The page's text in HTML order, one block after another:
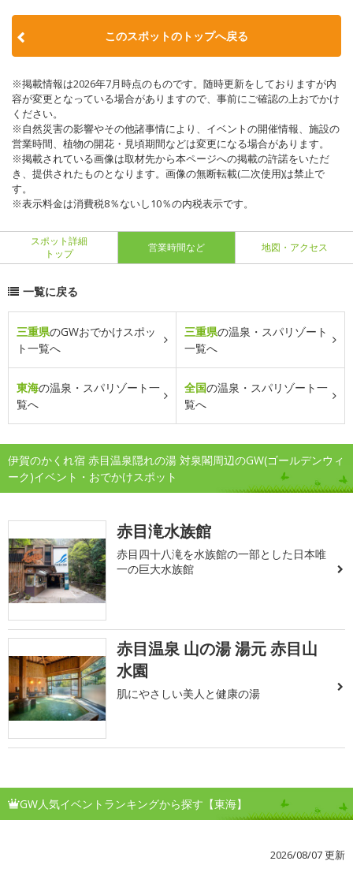
このスポットのトップへ戻る
※掲載情報は2026年7月時点のものです。随時更新をしておりますが内
容が変更となっている場合がありますので、事前にご確認の上おでかけ
ください。
※自然災害の影響やその他諸事情により、イベントの開催情報、施設の
営業時間、植物の開花・見頃期間などは変更になる場合があります。
※掲載されている画像は取材先から本ページへの掲載の許諾をいただ
き、提供されたものとなります。画像の無断転載(二次使用)は禁止で
す。
※表示料金は消費税8％ないし10％の内税表示です。
スポット詳細
トップ
営業時間など 地図・アクセス
一覧に戻る
三重県のGWおでかけスポッ
ト一覧へ
三重県の温泉・スパリゾート
一覧へ
東海の温泉・スパリゾート一
覧へ
全国の温泉・スパリゾート一
覧へ
伊賀のかくれ宿 赤目温泉隠れの湯 対泉閣周辺のGW(ゴールデンウィ
ーク)イベント・おでかけスポット
赤目滝水族館
赤目四十八滝を水族館の一部とした日本唯
一の巨大水族館
赤目温泉 山の湯 湯元 赤目山
水園
肌にやさしい美人と健康の湯
GW人気イベントランキングから探す【東海】
2026/08/07 更新